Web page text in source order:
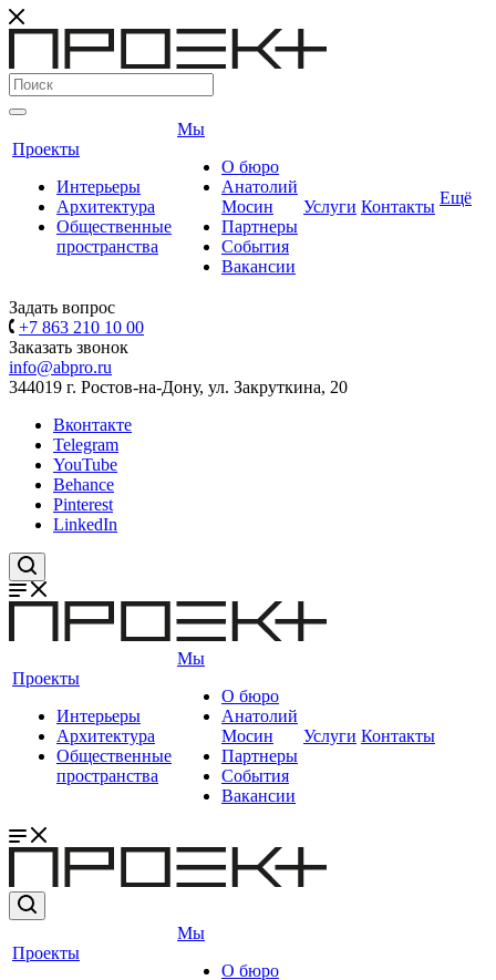
Проекты
Интерьеры
Архитектура
Общественные
пространства
Мы
О бюро
Анатолий
Мосин
Партнеры
События
Вакансии
Услуги Контакты Ещё
Задать вопрос
+7 863 210 10 00
Заказать звонок
info@abpro.ru
344019 г. Ростов-на-Дону, ул. Закруткина, 20
Вконтакте
Telegram
YouTube
Behance
Pinterest
LinkedIn
Проекты
Интерьеры
Архитектура
Общественные
пространства
Мы
О бюро
Анатолий
Мосин
Партнеры
События
Вакансии
Услуги Контакты
Проекты
Мы
О бюро